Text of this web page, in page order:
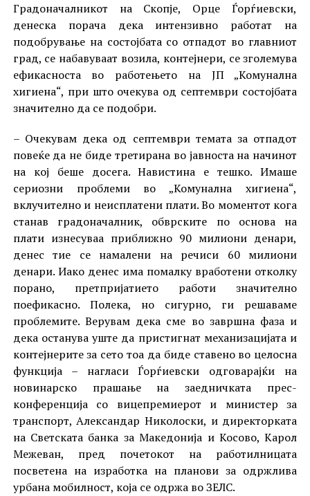
Градоначалникот на Скопје, Орце Ѓорѓиевски,
денеска порача дека интензивно работат на
подобрување на состојбата со отпадот во главниот
град, се набавуваат возила, контејнери, се зголемува
ефикасноста во работењето на ЈП „Комунална
хигиена“, при што очекува од септември состојбата
значително да се подобри.
– Очекувам дека од септември темата за отпадот
повеќе да не биде третирана во јавноста на начинот
на кој беше досега. Навистина е тешко. Имаше
сериозни проблеми во „Комунална хигиена“,
вклучително и неисплатени плати. Во моментот кога
станав градоначалник, обврските по основа на
плати изнесуваа приближно 90 милиони денари,
денес тие се намалени на речиси 60 милиони
денари. Иако денес има помалку вработени отколку
порано, претпријатието работи значително
поефикасно. Полека, но сигурно, ги решаваме
проблемите. Верувам дека сме во завршна фаза и
дека останува уште да пристигнат механизацијата и
контејнерите за сето тоа да биде ставено во целосна
функција – нагласи Ѓорѓиевски одговарајќи на
новинарско прашање на заедничката прес-
конференција со вицепремиерот и министер за
транспорт, Александар Николоски, и директорката
на Светската банка за Македонија и Косово, Карол
Межеван, пред почетокот на работилницата
посветена на изработка на планови за одржлива
урбана мобилност, која се одржа во ЗЕЛС.